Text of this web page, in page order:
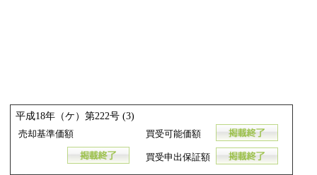
平成18年（ケ）第222号 (3)
売却基準価額 買受可能価額
買受申出保証額